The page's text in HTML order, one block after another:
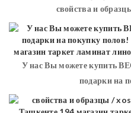
свойства и
У нас Вы можете купить
подарки на